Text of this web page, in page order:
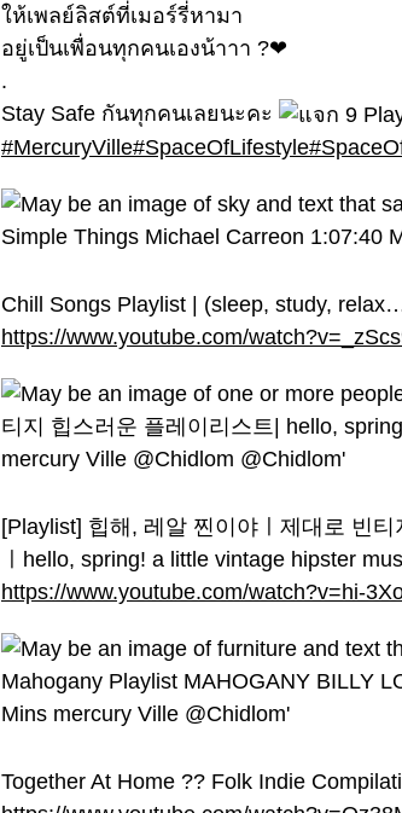
ให้เพลย์ลิสต์ที่เมอร์รี่หามา
อยู่เป็นเพื่อนทุกคนเองน้าาา ?❤
.
Stay Safe กันทุกคนเลยนะคะ
#MercuryVille#SpaceOfLifestyle
Chill Songs Playlist | (sleep, study,
https://www.youtube.com/
[Playlist] 힙해, 레알 찐이야ㅣ제대로 빈
ㅣhello, spring! a little vintage hipster
https://www.youtube.com/watch?v=hi-
Together At Home ?? Folk Indie